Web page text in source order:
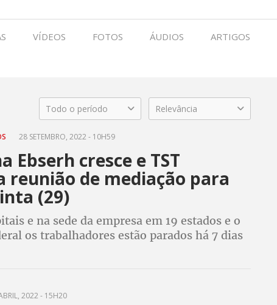
VÍDEOS FOTOS ÁUDIOS ARTIGOS
Todo o período Relevância
28 SETEMBRO, 2022 - 10H59
Ebserh cresce e TST
reunião de mediação para
(29)
e na sede da empresa em 19 estados e o
os trabalhadores estão parados há 7 dias
2022 - 15H20